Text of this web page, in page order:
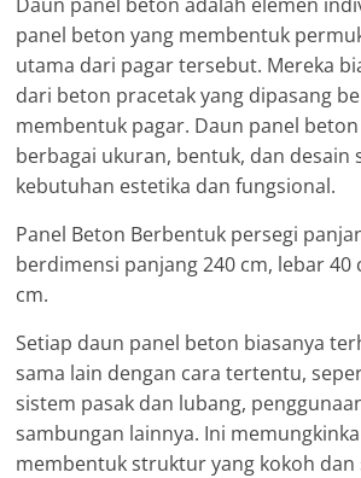
panel beton yang membentuk
utama dari pagar tersebut. Mereka
dari beton pracetak yang dipasang
membentuk pagar. Daun panel
berbagai ukuran, bentuk, dan desain
kebutuhan estetika dan fungsional.
Panel Beton Berbentuk persegi
berdimensi panjang 240 cm, lebar 40
cm.
Setiap daun panel beton biasanya
sama lain dengan cara tertentu,
sistem pasak dan lubang,
sambungan lainnya. Ini
membentuk struktur yang kokoh dan